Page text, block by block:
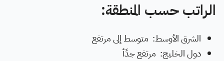
الراتب حسب المنطقة:
الشرق الأوسط: متوسط إلى مرتفع
دول الخليج: مرتفع جدًأ